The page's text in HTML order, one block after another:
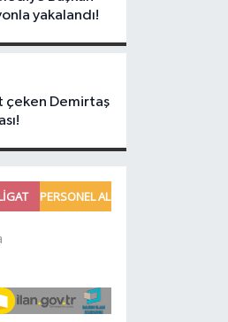
yakalandı!
çeken Demirtaş